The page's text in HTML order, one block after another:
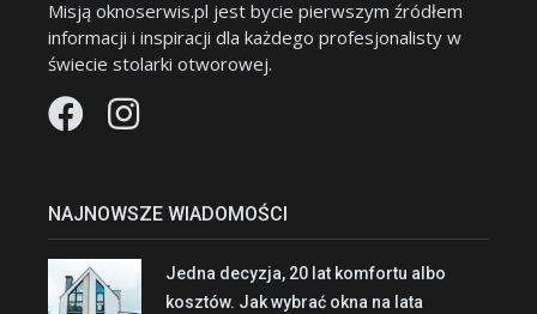
Misją oknoserwis.pl jest bycie pierwszym źródłem
informacji i inspiracji dla każdego profesjonalisty w
świecie stolarki otworowej.
NAJNOWSZE WIADOMOŚCI
Jedna decyzja, 20 lat komfortu albo
kosztów. Jak wybrać okna na lata